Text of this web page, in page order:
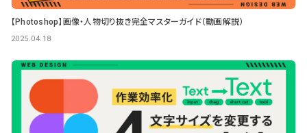
【Photoshop】画像・人物切り抜き完全マスターガイド（動画解説）
2025.04.18